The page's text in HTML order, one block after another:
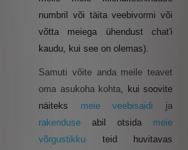
numbril või täita veebivormi või
võtta meiega ühendust chat'i
kaudu, kui see on olemas).
Samuti võite anda meile teavet
oma asukoha kohta, kui soovite
näiteks meie veebisaidi ja
rakenduse abil otsida meie
võrgustikku teid huvitavas